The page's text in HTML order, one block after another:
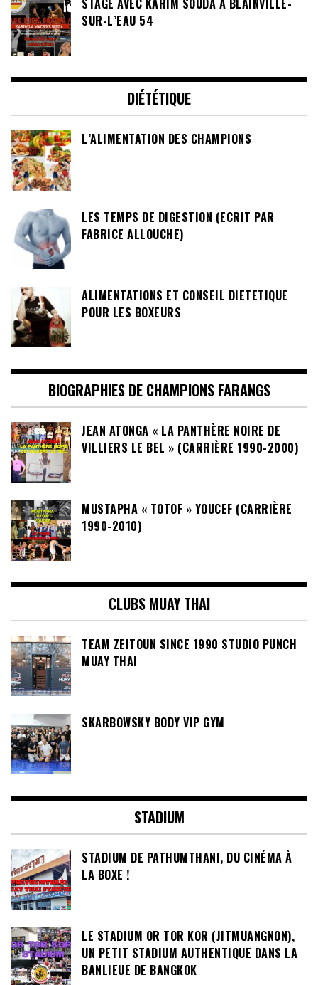
STAGE AVEC KARIM SOUDA À BLAINVILLE-
SUR-L’EAU 54
DIÉTÉTIQUE
L’ALIMENTATION DES CHAMPIONS
LES TEMPS DE DIGESTION (ECRIT PAR
FABRICE ALLOUCHE)
ALIMENTATIONS ET CONSEIL DIETETIQUE
POUR LES BOXEURS
BIOGRAPHIES DE CHAMPIONS FARANGS
JEAN ATONGA « LA PANTHÈRE NOIRE DE
VILLIERS LE BEL » (CARRIÈRE 1990-2000)
MUSTAPHA « TOTOF » YOUCEF (CARRIÈRE
1990-2010)
CLUBS MUAY THAI
TEAM ZEITOUN SINCE 1990 STUDIO PUNCH
MUAY THAI
SKARBOWSKY BODY VIP GYM
STADIUM
STADIUM DE PATHUMTHANI, DU CINÉMA À
LA BOXE !
LE STADIUM OR TOR KOR (JITMUANGNON),
UN PETIT STADIUM AUTHENTIQUE DANS LA
BANLIEUE DE BANGKOK